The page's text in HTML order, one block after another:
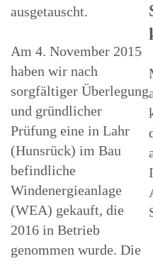
ausgetauscht.
Am 4. November 2015
haben wir nach
sorgfältiger Überlegung
und gründlicher
Prüfung eine in Lahr
(Hunsrück) im Bau
befindliche
Windenergieanlage
(WEA) gekauft, die
2016 in Betrieb
genommen wurde. Die